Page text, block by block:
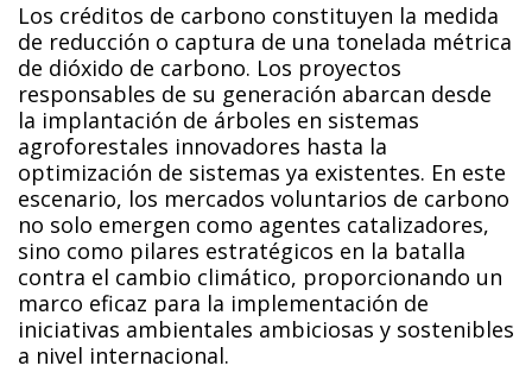
Los créditos de carbono constituyen la medida
de reducción o captura de una tonelada métrica
de dióxido de carbono. Los proyectos
responsables de su generación abarcan desde
la implantación de árboles en sistemas
agroforestales innovadores hasta la
optimización de sistemas ya existentes. En este
escenario, los mercados voluntarios de carbono
no solo emergen como agentes catalizadores,
sino como pilares estratégicos en la batalla
contra el cambio climático, proporcionando un
marco eficaz para la implementación de
iniciativas ambientales ambiciosas y sostenibles
a nivel internacional.